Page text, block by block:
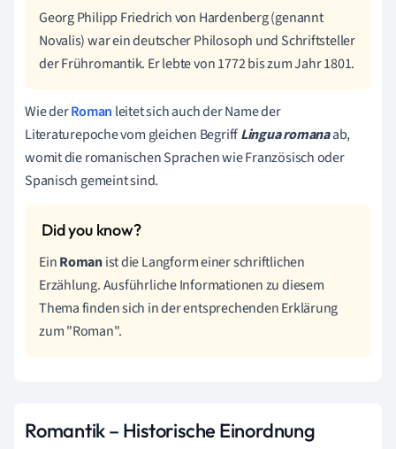
Georg Philipp Friedrich von Hardenberg (genannt
Novalis) war ein deutscher Philosoph und Schriftsteller
der Frühromantik. Er lebte von 1772 bis zum Jahr 1801.
Wie derRoman leitet sich auch der Name der
Literaturepoche vom gleichen BegriffLingua romanaab,
womit die romanischen Sprachen wie Französisch oder
Spanisch gemeint sind.
EinRomanist die Langform einer schriftlichen
Erzählung. Ausführliche Informationen zu diesem
Thema finden sich in der entsprechenden Erklärung
zum "Roman".
Romantik – Historische Einordnung